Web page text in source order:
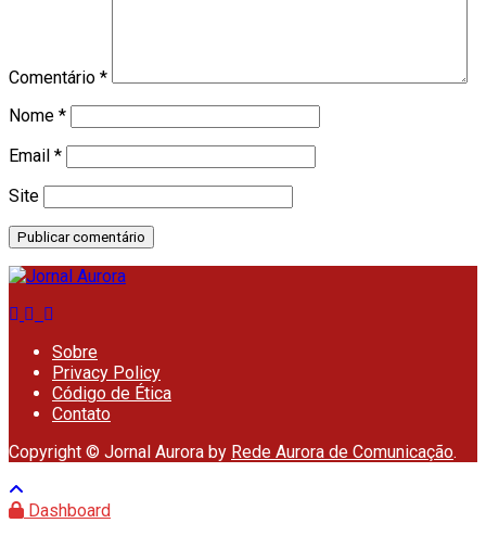
Comentário *
Nome *
Email *
Site
Sobre
Privacy Policy
Código de Ética
Contato
Copyright © Jornal Aurora by Rede Aurora de Comunicação.
Dashboard